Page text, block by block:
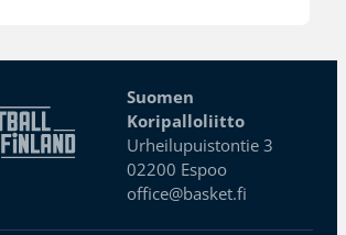
Suomen
Koripalloliitto
Urheilupuistontie 3
02200 Espoo
office@basket.fi